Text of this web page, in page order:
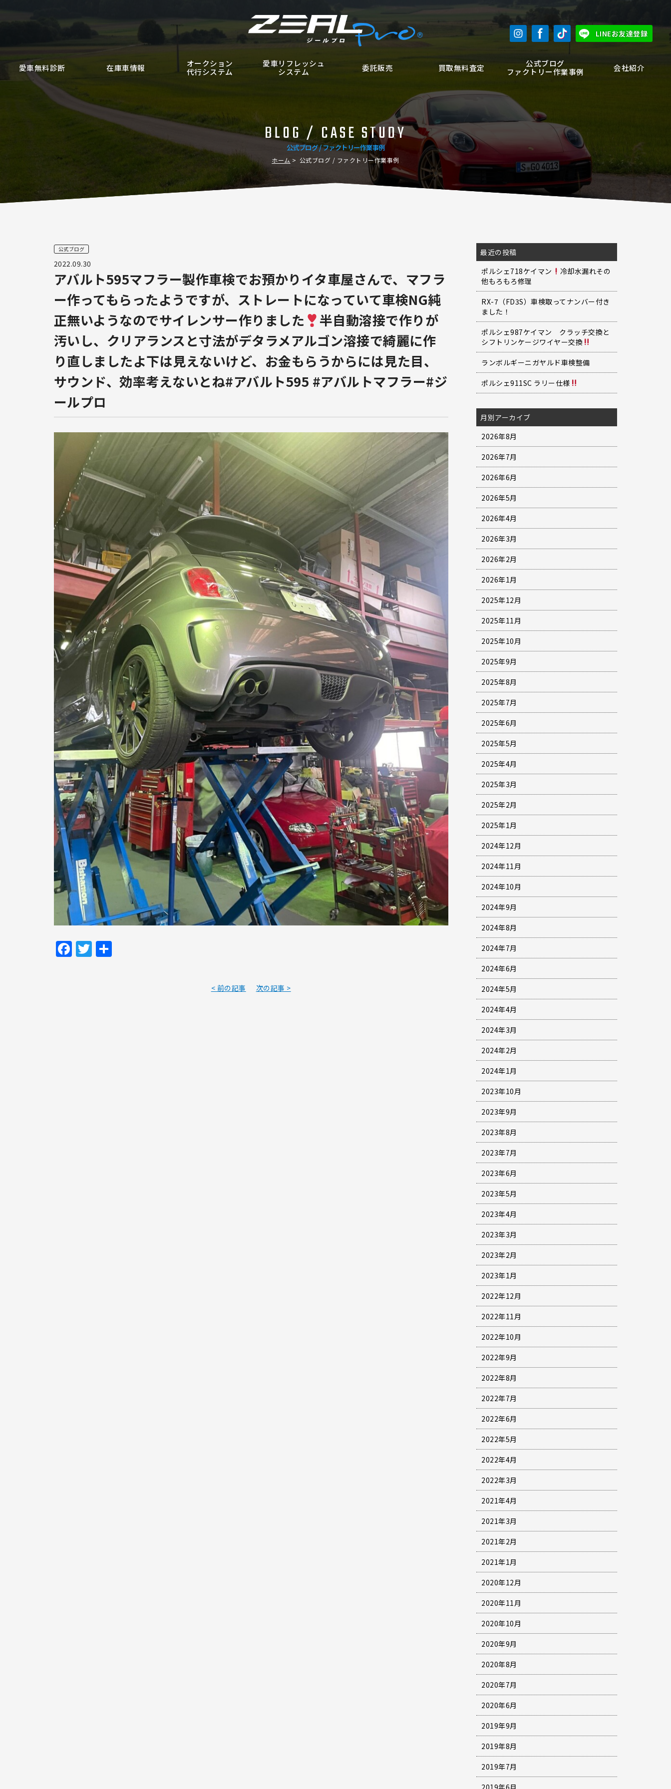
LINEお友達登録
愛車無料診断 在庫車情報
オークション
代行システム
愛車リフレッシュ
システム
委託販売 買取無料査定
公式ブログ
ファクトリー作業事例
会社紹介
公式ブログ / ファクトリー作業事例
BLOG / CASE STUDY
ホーム 公式ブログ / ファクトリー作業事例
公式ブログ
2022.09.30
アバルト595マフラー製作車検でお預かりイタ車屋さんで、マフラ
ー作ってもらったようですが、ストレートになっていて車検NG純
正無いようなのでサイレンサー作りました
半自動溶接で作りが
汚いし、クリアランスと寸法がデタラメアルゴン溶接で綺麗に作
り直しましたよ下は見えないけど、お金もらうからには見た目、
サウンド、効率考えないとね#アバルト595 #アバルトマフラー#ジ
ールプロ
Facebook
Twitter
共
< 前の記事 次の記事 >
最近の投稿
ポルシェ718ケイマン
冷却水漏れその
他もろもろ修理
RX-7（FD3S）車検取ってナンバー付き
ました！
ポルシェ987ケイマン クラッチ交換と
シフトリンケージワイヤー交換
ランボルギーニガヤルド車検整備
ポルシェ911SC ラリー仕様
月別アーカイブ
2026年8月
2026年7月
2026年6月
2026年5月
2026年4月
2026年3月
2026年2月
2026年1月
2025年12月
2025年11月
2025年10月
2025年9月
2025年8月
2025年7月
2025年6月
2025年5月
2025年4月
2025年3月
2025年2月
2025年1月
2024年12月
2024年11月
2024年10月
2024年9月
2024年8月
2024年7月
2024年6月
2024年5月
2024年4月
2024年3月
2024年2月
2024年1月
2023年10月
2023年9月
2023年8月
2023年7月
2023年6月
2023年5月
2023年4月
2023年3月
2023年2月
2023年1月
2022年12月
2022年11月
2022年10月
2022年9月
2022年8月
2022年7月
2022年6月
2022年5月
2022年4月
2022年3月
2021年4月
2021年3月
2021年2月
2021年1月
2020年12月
2020年11月
2020年10月
2020年9月
2020年8月
2020年7月
2020年6月
2019年9月
2019年8月
2019年7月
2019年6月